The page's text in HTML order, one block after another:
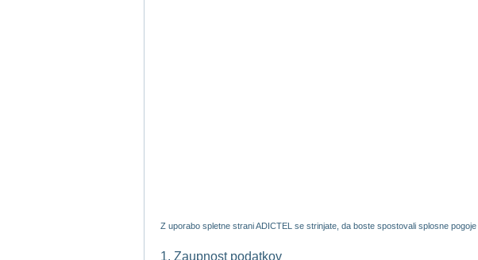
Z uporabo spletne strani ADICTEL se strinjate, da boste spostovali splosne
1. Zaupnost podatkov